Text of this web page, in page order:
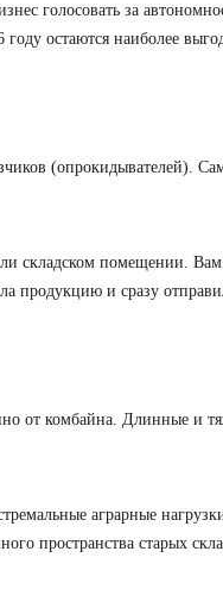
голосовать за
остаются наиболее
(опрокидывателей).
складском помещении.
продукцию и сразу
от комбайна. Длинные и
аграрные
пространства старых